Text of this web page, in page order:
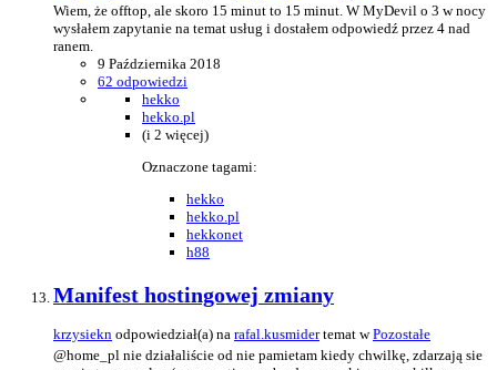
Wiem, że offtop, ale skoro 15 minut to 15 minut. W MyDevil o 3 w nocy
wysłałem zapytanie na temat usług i dostałem odpowiedź przez 4 nad
ranem.
9 Października 2018
62 odpowiedzi
hekko
hekko.pl
(i 2 więcej)
Oznaczone tagami:
hekko
hekko.pl
hekkonet
h88
Manifest hostingowej zmiany
krzysiekn odpowiedział(a) na rafal.kusmidertemat wPozostałe
@home_pl nie działaliście od nie pamietam kiedy chwilkę, zdarzają sie